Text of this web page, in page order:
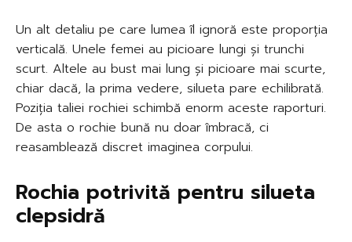
Un alt detaliu pe care lumea îl ignoră este proporția
verticală. Unele femei au picioare lungi și trunchi
scurt. Altele au bust mai lung și picioare mai scurte,
chiar dacă, la prima vedere, silueta pare echilibrată.
Poziția taliei rochiei schimbă enorm aceste raporturi.
De asta o rochie bună nu doar îmbracă, ci
reasamblează discret imaginea corpului.
Rochia potrivită pentru silueta
clepsidră